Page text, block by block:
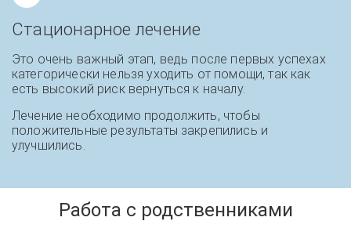
Стационарное лечение
Это очень важный этап, ведь после первых успехах
категорически нельзя уходить от помощи, так как
есть высокий риск вернуться к началу.
Лечение необходимо продолжить, чтобы
положительные результаты закрепились и
улучшились.
Работа с родственниками